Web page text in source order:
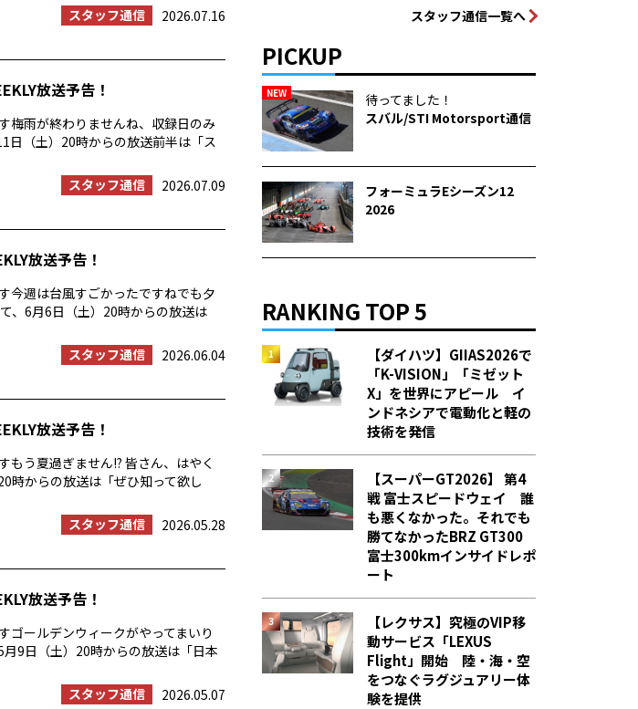
スタッフ通信
2026.07.16
放送予告！
梅雨が終わりませんね、収録日のみ
日（土）20時からの放送前半は「ス
スタッフ通信
2026.07.09
放送予告！
今週は台風すごかったですねでも夕
、6月6日（土）20時からの放送は
スタッフ通信
2026.06.04
放送予告！
もう夏過ぎません!? 皆さん、はやく
時からの放送は「ぜひ知って欲し
スタッフ通信
2026.05.28
放送予告！
ゴールデンウィークがやってまいり
9日（土）20時からの放送は「日本
スタッフ通信
2026.05.07
スタッフ通信一覧へ
PICKUP
NEW
待ってました！
スバル/STI Motorsport通信
フォーミュラEシーズン12
2026
RANKING TOP 5
【ダイハツ】GIIAS2026で
「K-VISION」「ミゼット
X」を世界にアピール イ
ンドネシアで電動化と軽の
技術を発信
【スーパーGT2026】 第4
戦 富士スピードウェイ 誰
も悪くなかった。それでも
勝てなかった――BRZ GT300
富士300kmインサイドレポ
ート
【レクサス】究極のVIP移
動サービス「LEXUS
Flight」開始 陸・海・空
をつなぐラグジュアリー体
験を提供